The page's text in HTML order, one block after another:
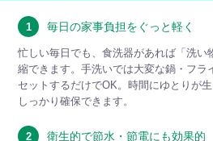
1 毎日の家事負担をぐっと軽く
忙しい毎日でも、食洗器があれば「洗い
縮できます。手洗いでは大変な鍋・フラ
セットするだけでOK。時間にゆとりが
しっかり確保できます。
2 衛生的で節水・節電にも効果的